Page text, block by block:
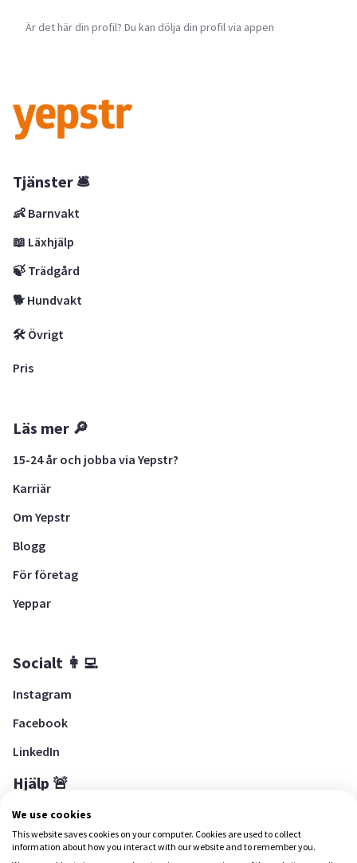
Är det här din profil? Du kan dölja din profil via appen
Tjänster 🛎
👶 Barnvakt
📖 Läxhjälp
🍃 Trädgård
🐕 Hundvakt
🛠 Övrigt
Pris
Läs mer 🔎
15-24 år och jobba via Yepstr?
Karriär
Om Yepstr
Blogg
För företag
Yeppar
Socialt 👩‍💻
Instagram
Facebook
LinkedIn
Hjälp 🚨
Hjälpcenter
We use cookies
This website saves cookies on your computer. Cookies are used to collect
information about how you interact with our website and to remember you.